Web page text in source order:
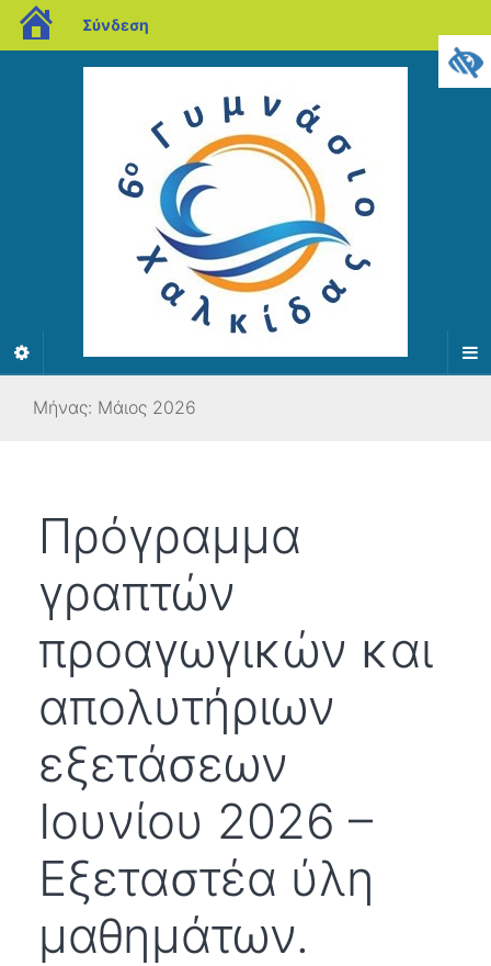
blogs.sch.gr
Σύνδεση
Μήνας: Μάιος 2026
Πρόγραμμα
γραπτών
προαγωγικών και
απολυτήριων
εξετάσεων
Ιουνίου 2026 –
Εξεταστέα ύλη
μαθημάτων.